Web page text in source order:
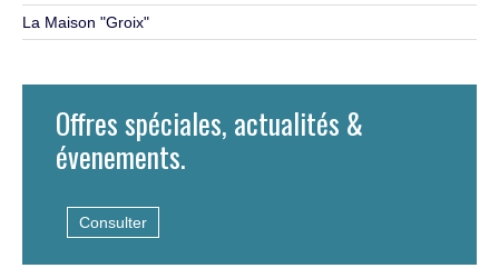
La Maison "Groix"
Offres spéciales, actualités &
évenements.
Consulter